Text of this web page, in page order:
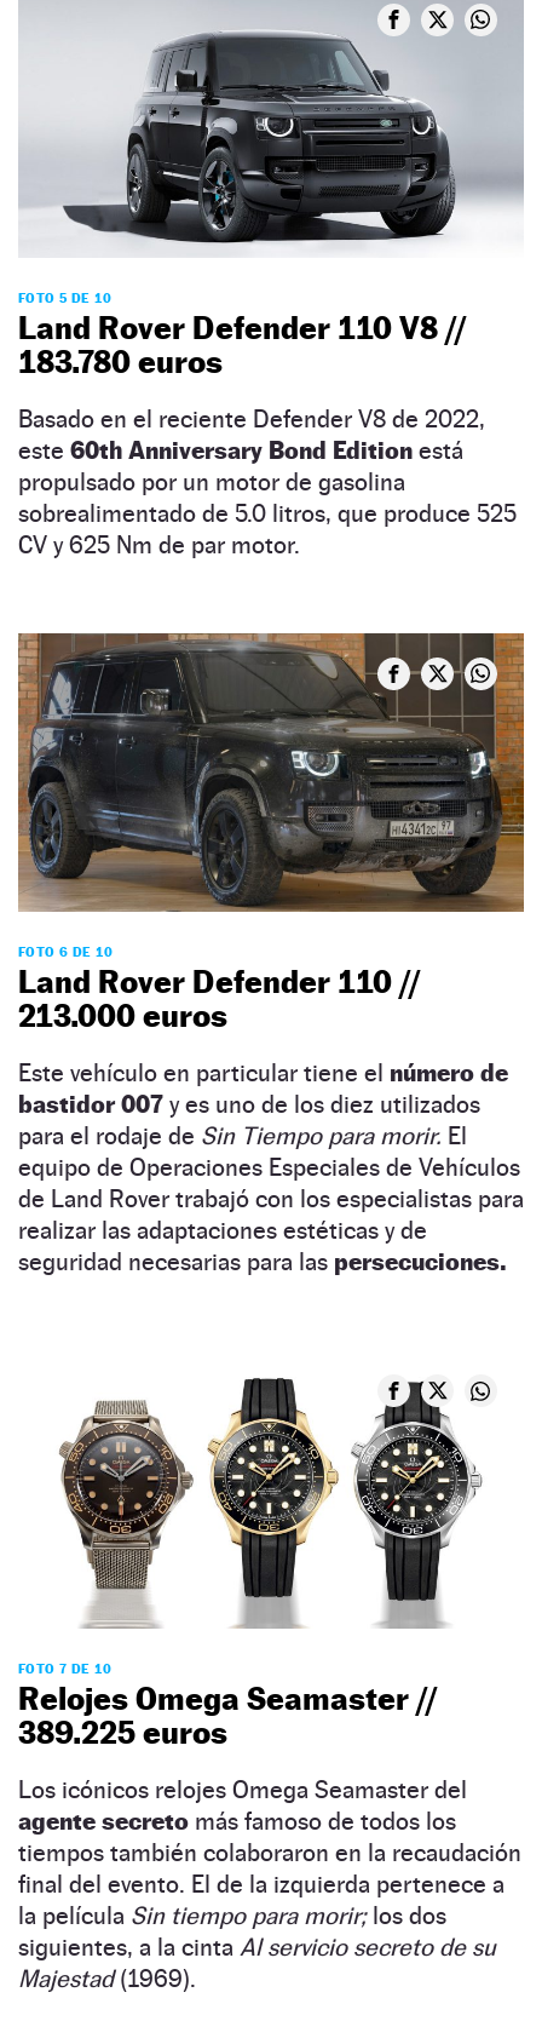
FOTO 5 DE 10
Land Rover Defender 110 V8 //
183.780 euros
Basado en el reciente Defender V8 de 2022,
este 60th Anniversary Bond Edition está
propulsado por un motor de gasolina
sobrealimentado de 5.0 litros, que produce 525
CV y 625 Nm de par motor.
FOTO 6 DE 10
Land Rover Defender 110 //
213.000 euros
Este vehículo en particular tiene el número de
bastidor 007 y es uno de los diez utilizados
para el rodaje de Sin Tiempo para morir. El
equipo de Operaciones Especiales de Vehículos
de Land Rover trabajó con los especialistas para
realizar las adaptaciones estéticas y de
seguridad necesarias para las persecuciones.
FOTO 7 DE 10
Relojes Omega Seamaster //
389.225 euros
Los icónicos relojes Omega Seamaster del
agente secreto más famoso de todos los
tiempos también colaboraron en la recaudación
final del evento. El de la izquierda pertenece a
la película Sin tiempo para morir;los dos
siguientes, a la cinta Al servicio secreto de su
Majestad(1969).